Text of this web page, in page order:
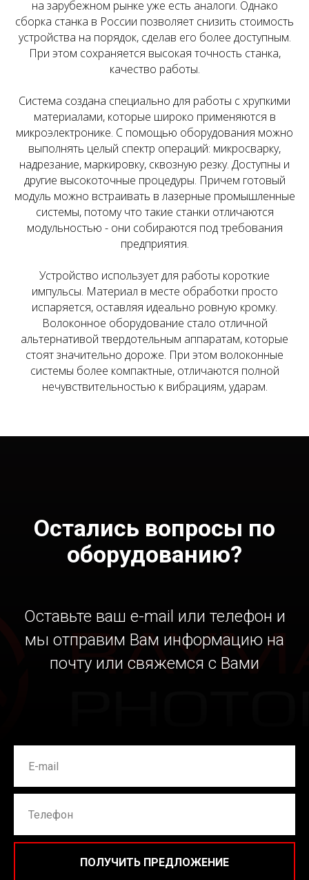
на зарубежном рынке уже есть аналоги. Однако
сборка станка в России позволяет снизить стоимость
устройства на порядок, сделав его более доступным.
При этом сохраняется высокая точность станка,
качество работы.
Система создана специально для работы с хрупкими
материалами, которые широко применяются в
микроэлектронике. С помощью оборудования можно
выполнять целый спектр операций: микросварку,
надрезание, маркировку, сквозную резку. Доступны и
другие высокоточные процедуры. Причем готовый
модуль можно встраивать в лазерные промышленные
системы, потому что такие станки отличаются
модульностью - они собираются под требования
предприятия.
Устройство использует для работы короткие
импульсы. Материал в месте обработки просто
испаряется, оставляя идеально ровную кромку.
Волоконное оборудование стало отличной
альтернативой твердотельным аппаратам, которые
стоят значительно дороже. При этом волоконные
системы более компактные, отличаются полной
нечувствительностью к вибрациям, ударам.
Остались вопросы по
оборудованию?
Оставьте ваш e-mail или телефон и
мы отправим Вам информацию на
почту или свяжемся с Вами
ПОЛУЧИТЬ ПРЕДЛОЖЕНИЕ